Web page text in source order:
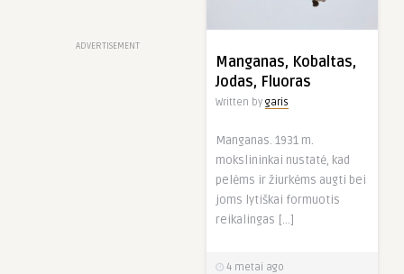
ADVERTISEMENT
Manganas, Kobaltas,
Jodas, Fluoras
Written by garis
Manganas. 1931 m.
mokslininkai nustatė, kad
pelėms ir žiurkėms augti bei
joms lytiškai formuotis
reikalingas […]
4 metai ago